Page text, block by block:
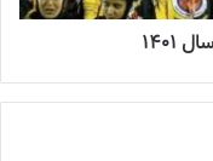
در پاسخ به این سوال که